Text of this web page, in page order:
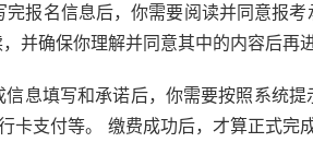
完报名信息后，你需要阅读并同意报
并确保你理解并同意其中的内容后再
信息填写和承诺后，你需要按照系统
卡支付等。 缴费成功后，才算正式完